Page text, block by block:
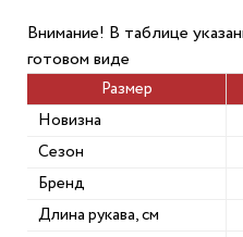
Внимание! В таблице
готовом виде
Размер
Новизна
Сезон
Бренд
Длина рукава, см